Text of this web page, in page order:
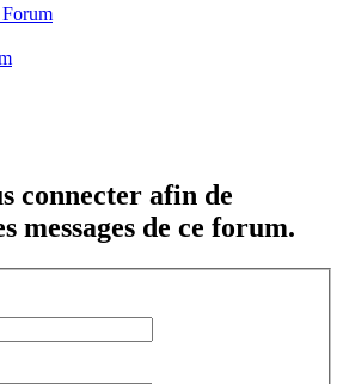
connecter afin de
messages de ce forum.